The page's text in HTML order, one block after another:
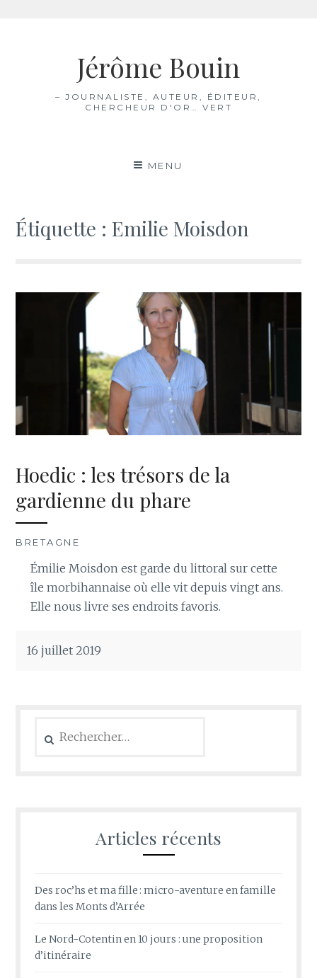
Jérôme Bouin
– JOURNALISTE, AUTEUR, ÉDITEUR,
CHERCHEUR D'OR… VERT
MENU
Étiquette :Emilie Moisdon
Hoedic : les trésors de la
gardienne du phare
BRETAGNE
Émilie Moisdon est garde du littoral sur cette
île morbihannaise où elle vit depuis vingt ans.
Elle nous livre ses endroits favoris.
16 juillet 2019
Articles récents
Des roc’hs et ma fille : micro-aventure en famille
dans les Monts d’Arrée
Le Nord-Cotentin en 10 jours : une proposition
d’itinéraire